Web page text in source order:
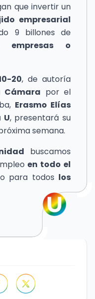
que invertir un
empresarial
9 billones de
empresas o
20, de autoría
Cámara por el
Erasmo Elías
U, presentará su
semana.
buscamos
en todo el
para todos los